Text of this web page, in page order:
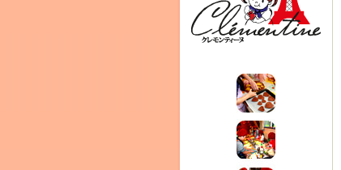
クレモンティーヌ – 新百合ヶ丘の料理教
タグラ